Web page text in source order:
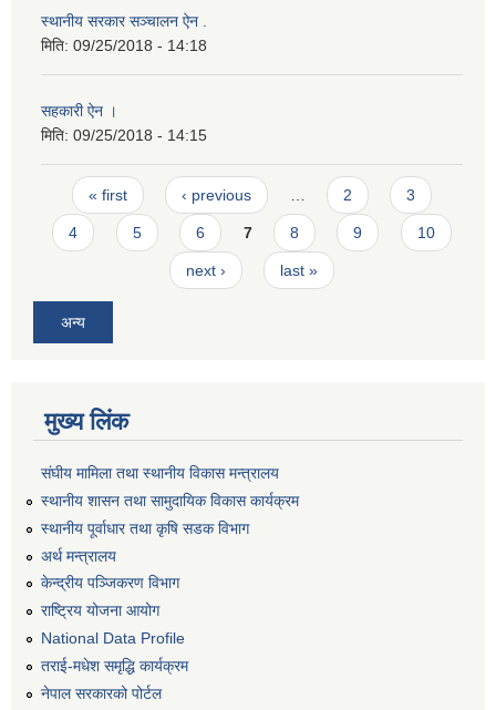
स्थानीय सरकार सञ्चालन ऐन .
मिति: 09/25/2018 - 14:18
सहकारी ऐन ।
मिति: 09/25/2018 - 14:15
Pages
« first ‹ previous 2 3
4 5 6 7 8 9 10
next › last »
अन्य
मुख्य लिंक
संघीय मामिला तथा स्थानीय विकास मन्त्रालय
स्थानीय शासन तथा सामुदायिक विकास कार्यक्रम
स्थानीय पूर्वाधार तथा कृषि सडक विभाग
अर्थ मन्त्रालय
केन्द्रीय पञ्जिकरण विभाग
राष्ट्रिय योजना आयोग
National Data Profile
तराई-मधेश समृद्धि कार्यक्रम
नेपाल सरकारको पोर्टल